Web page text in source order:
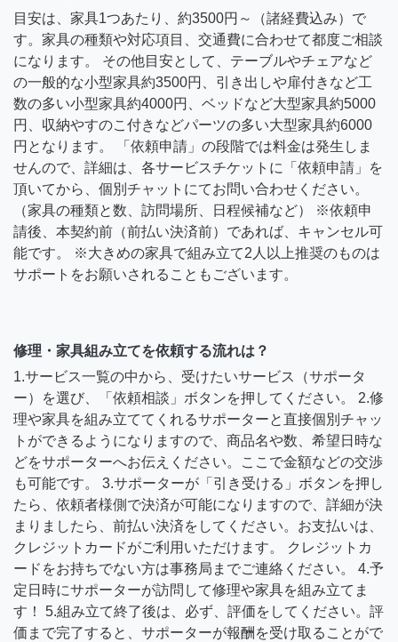
目安は、家具1つあたり、約3500円～（諸経費込み）で
す。家具の種類や対応項目、交通費に合わせて都度ご相談
になります。 その他目安として、テーブルやチェアなど
の一般的な小型家具約3500円、引き出しや扉付きなど工
数の多い小型家具約4000円、ベッドなど大型家具約5000
円、収納やすのこ付きなどパーツの多い大型家具約6000
円となります。 「依頼申請」の段階では料金は発生しま
せんので、詳細は、各サービスチケットに「依頼申請」を
頂いてから、個別チャットにてお問い合わせください。
（家具の種類と数、訪問場所、日程候補など） ※依頼申
請後、本契約前（前払い決済前）であれば、キャンセル可
能です。 ※大きめの家具で組み立て2人以上推奨のものは
サポートをお願いされることもございます。
修理・家具組み立てを依頼する流れは？
1.サービス一覧の中から、受けたいサービス（サポータ
ー）を選び、「依頼相談」ボタンを押してください。 2.修
理や家具を組み立ててくれるサポーターと直接個別チャッ
トができるようになりますので、商品名や数、希望日時な
どをサポーターへお伝えください。ここで金額などの交渉
も可能です。 3.サポーターが「引き受ける」ボタンを押し
たら、依頼者様側で決済が可能になりますので、詳細が決
まりましたら、前払い決済をしてください。お支払いは、
クレジットカードがご利用いただけます。 クレジットカ
ードをお持ちでない方は事務局までご連絡ください。 4.予
定日時にサポーターが訪問して修理や家具を組み立てま
す！ 5.組み立て終了後は、必ず、評価をしてください。評
価まで完了すると、サポーターが報酬を受け取ることがで